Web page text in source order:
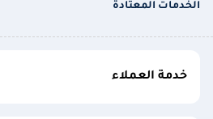
الخدمات المعتادة
خدمة العملاء